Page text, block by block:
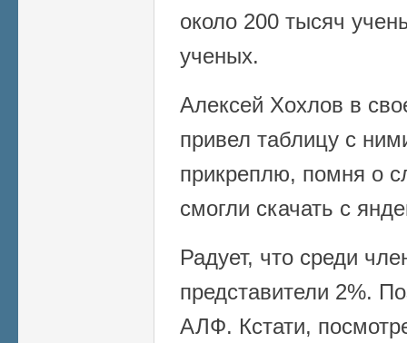
около 200 тысяч
ученых.
Алексей Хохлов в
привел таблицу с
прикреплю, помня о
смогли скачать с
Радует, что среди
представители 2%.
АЛФ. Кстати,